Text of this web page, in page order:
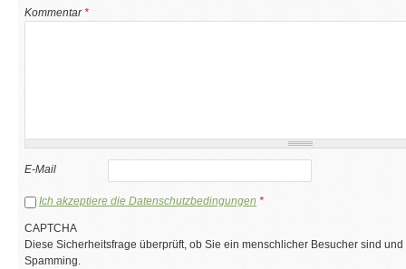
Kommentar*
E-Mail
Ich akzeptiere die Datenschutzbedingungen *
CAPTCHA
Diese Sicherheitsfrage überprüft, ob Sie ein menschlicher Besucher sind
Spamming.